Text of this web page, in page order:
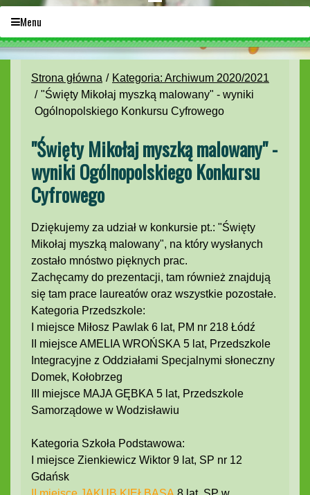
Menu
Strona główna
Kategoria: Archiwum 2020/2021
"Święty Mikołaj myszką malowany" - wyniki
Ogólnopolskiego Konkursu Cyfrowego
"Święty Mikołaj myszką malowany" -
wyniki Ogólnopolskiego Konkursu
Cyfrowego
Dziękujemy za udział w konkursie pt.: "Święty
Mikołaj myszką malowany", na który wysłanych
zostało mnóstwo pięknych prac.
Zachęcamy do prezentacji, tam również znajdują
się tam prace laureatów oraz wszystkie pozostałe.
Kategoria Przedszkole:
I miejsce Miłosz Pawlak 6 lat, PM nr 218 Łódź
II miejsce AMELIA WROŃSKA 5 lat, Przedszkole
Integracyjne z Oddziałami Specjalnymi słoneczny
Domek, Kołobrzeg
III miejsce MAJA GĘBKA 5 lat, Przedszkole
Samorządowe w Wodzisławiu
Kategoria Szkoła Podstawowa:
I miejsce Zienkiewicz Wiktor 9 lat, SP nr 12
Gdańsk